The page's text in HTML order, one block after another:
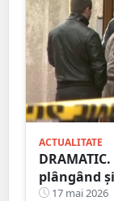
ACTUALITATE
plângând
17 mai 2026